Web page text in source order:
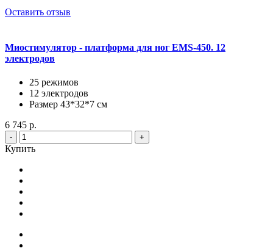
Оставить отзыв
Миостимулятор - платформа для ног EMS-450. 12
электродов
25 режимов
12 электродов
Размер 43*32*7 см
6 745 р.
- +
Купить